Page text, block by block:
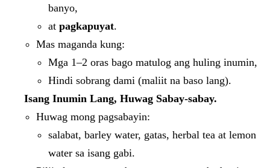
banyo,
at pagkapuyat.
Mas maganda kung:
Mga 1–2 oras bago matulog ang huling inumin,
Hindi sobrang dami (maliit na baso lang).
Isang Inumin Lang, Huwag Sabay-sabay.
Huwag mong pagsabayin:
salabat, barley water, gatas, herbal tea at lemon
water sa isang gabi.